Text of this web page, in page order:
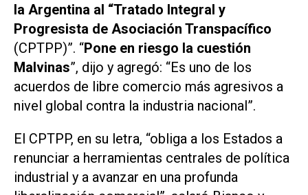
la Argentina al “Tratado Integral y
Progresista de Asociación Transpacífico
(CPTPP)”. “Pone en riesgo la cuestión
Malvinas”, dijo y agregó: “Es uno de los
acuerdos de libre comercio más agresivos a
nivel global contra la industria nacional”.
El CPTPP, en su letra, “obliga a los Estados a
renunciar a herramientas centrales de política
industrial y a avanzar en una profunda